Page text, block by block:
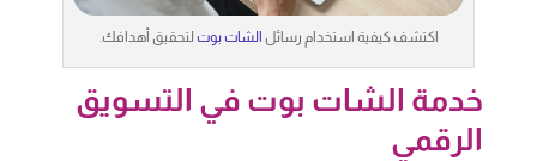
اكتشف كيفية استخدام رسائل الشات بوت لتحقيق أهدافك.
خدمة الشات بوت في التسويق
الرقمي